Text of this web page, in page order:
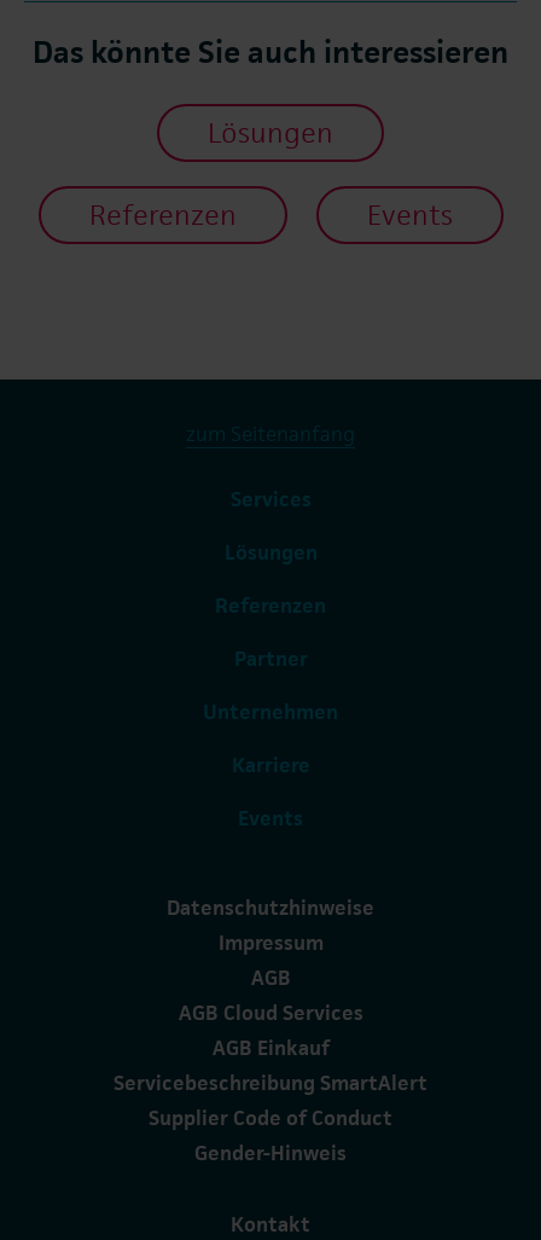
Das könnte Sie auch interessieren
Lösungen
Referenzen Events
zum Seitenanfang
Services
Lösungen
Referenzen
Partner
Unternehmen
Karriere
Events
Datenschutzhinweise
Impressum
AGB
AGB Cloud Services
AGB Einkauf
Servicebeschreibung SmartAlert
Supplier Code of Conduct
Gender-Hinweis
Kontakt